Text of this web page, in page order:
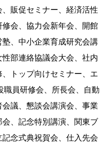
販促セミナー、経済活性
会、協力会新年会、開館
、中小企業育成研究会講
部連絡協議会大会、社内
トップ向けセミナー、エ
職員研修会、所長会、自動
議、懇談会講演会、事業
、記念特別講演、関東ブ
念式典祝賀会、仕入先会